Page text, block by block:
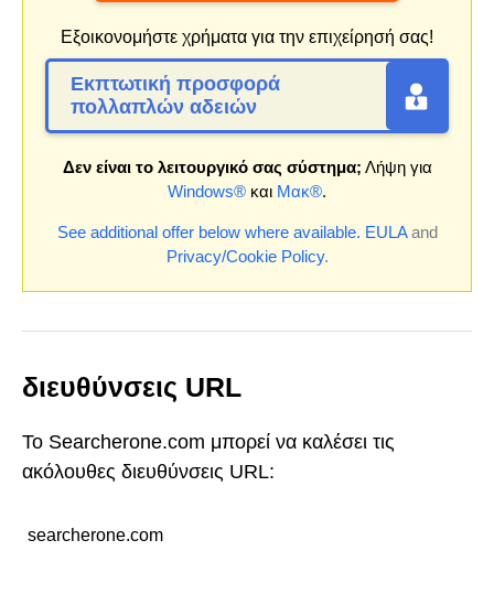
Εξοικονομήστε χρήματα για την επιχείρησή σας!
Εκπτωτική προσφορά
πολλαπλών αδειών
Δεν είναι το λειτουργικό σας σύστημα; Λήψη για
Windows® και Μακ®.
See additional offer below where available. EULAand
Privacy/Cookie Policy.
διευθύνσεις URL
Το Searcherone.com μπορεί να καλέσει τις
ακόλουθες διευθύνσεις URL:
searcherone.com